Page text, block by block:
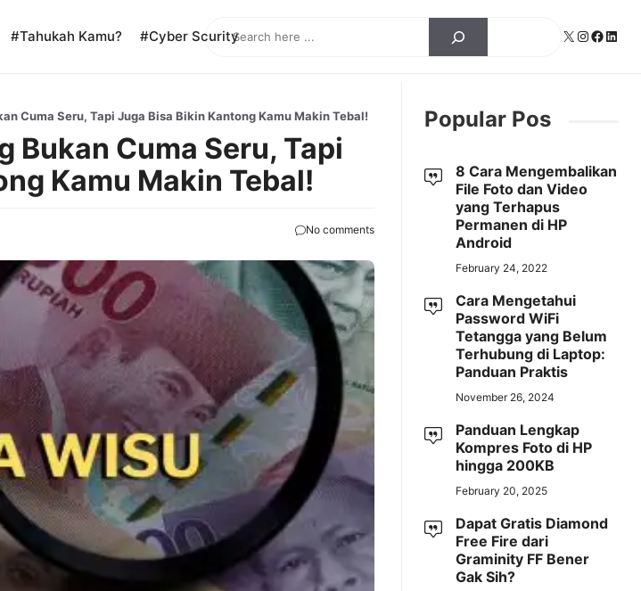
Search X Instagram
#Tahukah Kamu? #Cyber Scurity
Cuma Seru, Tapi Juga Bisa Bikin Kantong Kamu Makin Tebal!
Bukan Cuma Seru, Tapi
Kamu Makin Tebal!
No comments
Popular Pos
8 Cara Mengembalikan
File Foto dan Video
yang Terhapus
Permanen di HP
Android
February 24, 2022
Cara Mengetahui
Password WiFi
Tetangga yang Belum
Terhubung di Laptop:
Panduan Praktis
November 26, 2024
Panduan Lengkap
Kompres Foto di HP
hingga 200KB
February 20, 2025
Dapat Gratis Diamond
Free Fire dari
Graminity FF Bener
Gak Sih?